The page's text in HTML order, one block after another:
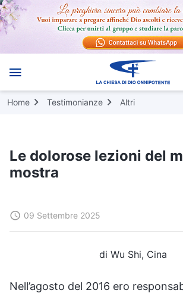
Home Testimonianze Altri
Le dolorose lezioni del
mostra
09 Settembre 2025
di Wu Shi, Cina
Nell’agosto del 2016 ero